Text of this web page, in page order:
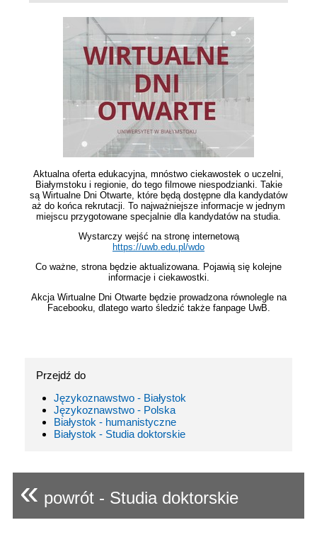
Aktualna oferta edukacyjna, mnóstwo ciekawostek o uczelni,
Białymstoku i regionie, do tego filmowe niespodzianki. Takie
są Wirtualne Dni Otwarte, które będą dostępne dla kandydatów
aż do końca rekrutacji. To najważniejsze informacje w jednym
miejscu przygotowane specjalnie dla kandydatów na studia.
Wystarczy wejść na stronę internetową
https://uwb.edu.pl/wdo
Co ważne, strona będzie aktualizowana. Pojawią się kolejne
informacje i ciekawostki.
Akcja Wirtualne Dni Otwarte będzie prowadzona równolegle na
Facebooku, dlatego warto śledzić także fanpage UwB.
Przejdź do
Językoznawstwo - Białystok
Językoznawstwo - Polska
Białystok - humanistyczne
Białystok - Studia doktorskie
« powrót - Studia doktorskie